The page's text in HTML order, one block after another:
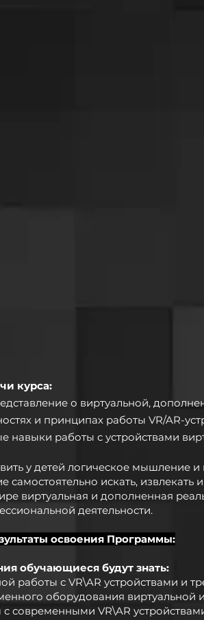
курса:
о виртуальной,
и принципах работы VR/AR-
навыки работы с устройствами
у детей логическое мышление
самостоятельно искать,
виртуальная и дополненная
деятельности.
освоения Программы:
обучающиеся будут знать:
работы с VR\AR устройствами и
оборудования виртуальной
современными VR\AR